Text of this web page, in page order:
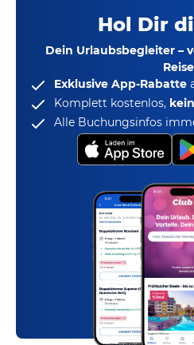
Hol Dir
Dein Urlaubsbegleiter –
Reise
Exklusive App-Rabatte
Komplett kostenlos,
Alle Buchungsinfos